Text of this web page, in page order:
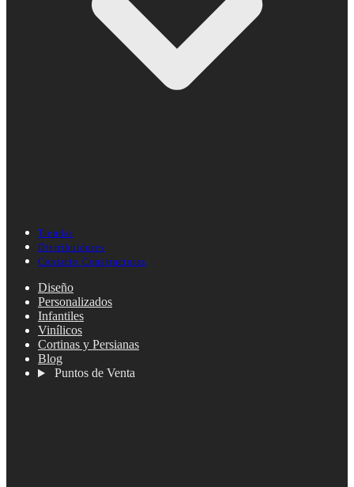
Tiendas
Distribuidores
Contacto Constructoras
Diseño
Personalizados
Infantiles
Vinílicos
Cortinas y Persianas
Blog
Puntos de Venta